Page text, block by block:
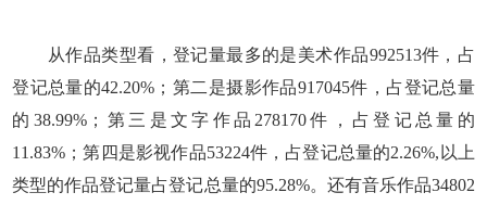
从作品类型看，登记量最多的是美术作品992513件，占
登记总量的42.20%；第二是摄影作品917045件，占登记总量
的38.99%；第三是文字作品278170件，占登记总量的
11.83%；第四是影视作品53224件，占登记总量的2.26%,以上
类型的作品登记量占登记总量的95.28%。还有音乐作品34802